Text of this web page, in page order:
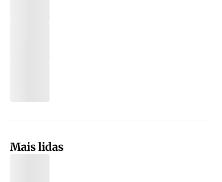
Mais lidas